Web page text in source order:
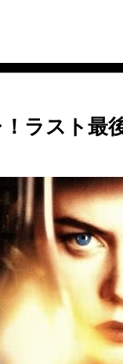
ラスト最